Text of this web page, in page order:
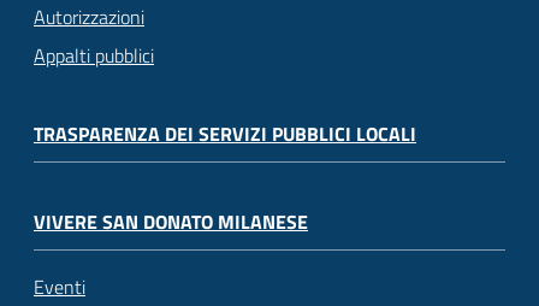
Autorizzazioni
Appalti pubblici
TRASPARENZA DEI SERVIZI PUBBLICI LOCALI
VIVERE SAN DONATO MILANESE
Eventi